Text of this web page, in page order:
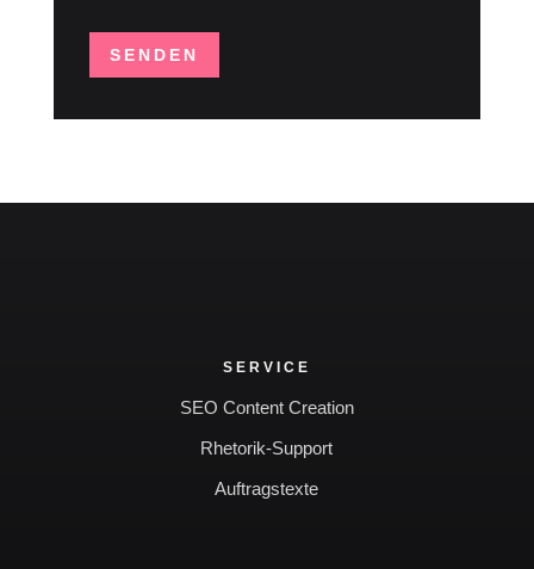
SENDEN
SERVICE
SEO Content Creation
Rhetorik-Support
Auftragstexte